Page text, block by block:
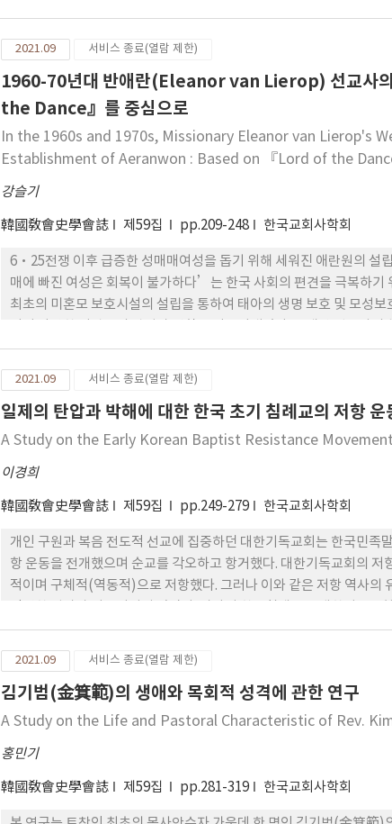
그는 이 본문에 기초하여 남녀의 인권과 인격의 동등성, 사도 바울의
개혁추진 등을 제시하고 있다. 둘째, 가정에서의 남편과 아내의 차별
부여, 퇴폐문화 퇴치 등에 관한 담론을 살펴 보았다.
2021.09 서비스 종료(열람 제한)
1960-70년대 반애란(Eleanor van Lierop) 선교사
the Dance』를 중심으로
In the 1960s and 1970s, Missionary Eleanor van Lierop's
Establishment of Aeranwon : Based on 『Lord of the
강슬기
韓國敎會史學會誌 제59집 pp.209-248 한국교회사학회
6·25전쟁 이후 급증한 성매매여성을 돕기 위해 세워진 애란원의 설
매에 빠진 여성은 회복이 불가하다’는 한국 사회의 편견을 극복하기
최초의 미혼모 보호시설의 설립을 통하여 태아의 생명 보호 및 모성
정보존 등의 가치는 한국 기독교가 지향하는 사회 윤리와도 그 맥을
전반에 공유 될 뿐 아니라 정부 정책의 변화를 이끌어내고 유교 전통
라 볼 수 있으며, 이러한 점으로 인해 한국 교회사에서도 역사적인 의
2021.09 서비스 종료(열람 제한)
일제의 탄압과 박해에 대한 한국 초기 침례교의 저항 운
A Study on the Early Korean Baptist Resistance
이경희
韓國敎會史學會誌 제59집 pp.249-279 한국교회사학회
개인 구원과 복음 전도적 선교에 집중하던 대한기독교회는 한국민족
항 운동을 전개했으며 순교를 각오하고 항거했다. 대한기독교회의
적이며 구체적(역동적)으로 저항했다. 그러나 이와 같은 저항 역사
인하고 선진들의 용기, 헌신, 희생을 계승하고 물려주어야 할 책무를
2021.09 서비스 종료(열람 제한)
김기범(金箕範)의 생애와 목회적 성격에 관한 연구
A Study on the Life and Pastoral Characteristic of Rev.
홍민기
韓國敎會史學會誌 제59집 pp.281-319 한국교회사학회